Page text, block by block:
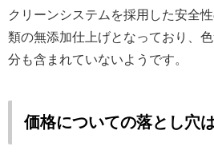
クリーンシステムを採用した安全
類の無添加仕上げとなっており、
分も含まれていないようです。
価格についての落とし穴